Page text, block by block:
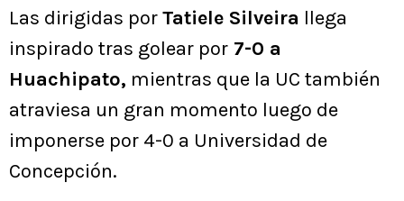
Las dirigidas porTatiele Silveira llega
inspirado tras golear por 7-0 a
Huachipato, mientras que la UC también
atraviesa un gran momento luego de
imponerse por 4-0 a Universidad de
Concepción.